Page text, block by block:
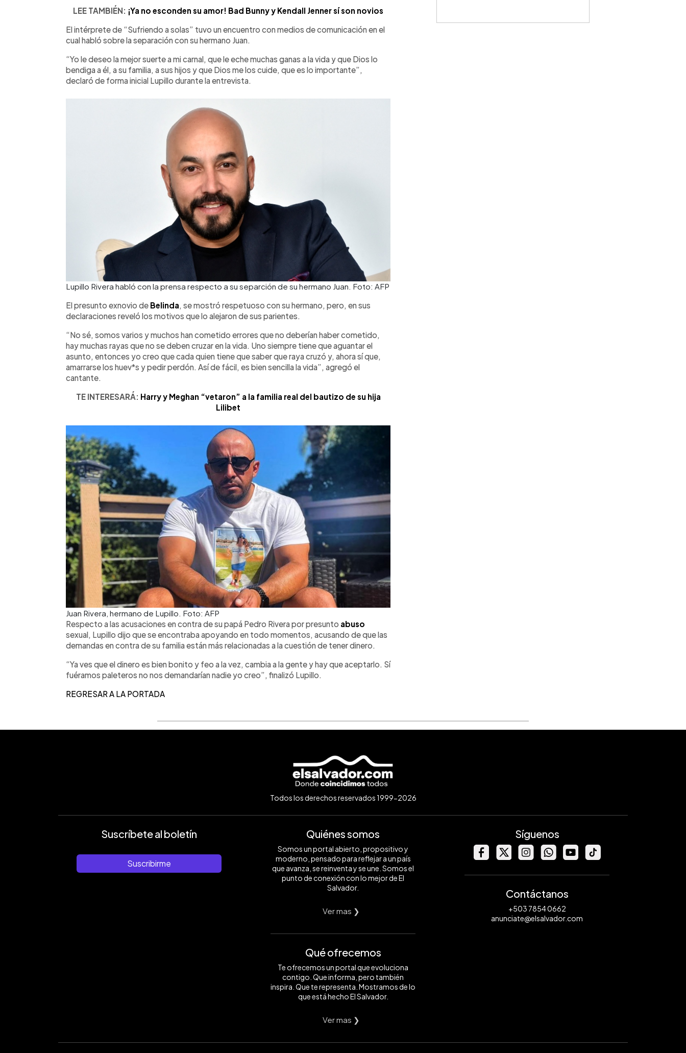
LEE TAMBIÉN: ¡Ya no esconden su amor! Bad Bunny y Kendall Jenner sí son novios
El intérprete de “Sufriendo a solas” tuvo un encuentro con medios de comunicación en el
cual habló sobre la separación con su hermano Juan.
“Yo le deseo la mejor suerte a mi carnal, que le eche muchas ganas a la vida y que Dios lo
bendiga a él, a su familia, a sus hijos y que Dios me los cuide, que es lo importante”,
declaró de forma inicial Lupillo durante la entrevista.
Lupillo Rivera habló con la prensa respecto a su separción de su hermano Juan. Foto: AFP
El presunto exnovio de Belinda , se mostró respetuoso con su hermano, pero, en sus
declaraciones reveló los motivos que lo alejaron de sus parientes.
“No sé, somos varios y muchos han cometido errores que no deberían haber cometido,
hay muchas rayas que no se deben cruzar en la vida. Uno siempre tiene que aguantar el
asunto, entonces yo creo que cada quien tiene que saber que raya cruzó y, ahora sí que,
amarrarse los huev*s y pedir perdón. Así de fácil, es bien sencilla la vida”, agregó el
cantante.
TE INTERESARÁ: Harry y Meghan “vetaron” a la familia real del bautizo de su hija
Lilibet
Juan Rivera, hermano de Lupillo. Foto: AFP
Respecto a las acusaciones en contra de su papá Pedro Rivera por presunto abuso
sexual, Lupillo dijo que se encontraba apoyando en todo momentos, acusando de que las
demandas en contra de su familia están más relacionadas a la cuestión de tener dinero.
“Ya ves que el dinero es bien bonito y feo a la vez, cambia a la gente y hay que aceptarlo. Sí
fuéramos paleteros no nos demandarían nadie yo creo”, finalizó Lupillo.
REGRESAR A LA PORTADA
Todos los derechos reservados 1999-2026
Suscríbete al boletín
Suscribirme
Quiénes somos
Somos un portal abierto, propositivo y
moderno, pensado para reflejar a un país
que avanza, se reinventa y se une. Somos el
punto de conexión con lo mejor de El
Salvador.
Ver mas ❯
Qué ofrecemos
Te ofrecemos un portal que evoluciona
contigo. Que informa, pero también
inspira. Que te representa. Mostramos de lo
que está hecho El Salvador.
Ver mas ❯
Síguenos
Contáctanos
+503 7854 0662
anunciate@elsalvador.com